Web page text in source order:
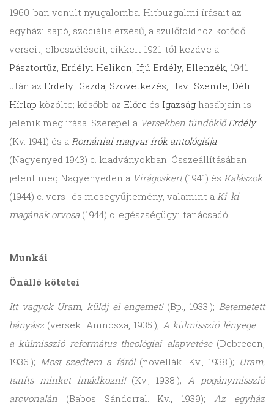
1960-ban vonult nyugalomba. Hitbuzgalmi írásait az
egyházi sajtó, szociális érzésű, a szülőföldhöz kötődő
verseit, elbeszéléseit, cikkeit 1921-től kezdve a
Pásztortűz, Erdélyi Helikon, Ifjú Erdély, Ellenzék, 1941
után az Erdélyi Gazda, Szövetkezés, Havi Szemle, Déli
Hírlap közölte; később az Előre és Igazság hasábjain is
jelenik meg írása. Szerepel a Versekben tündöklőErdély
(Kv. 1941) és a Romániai magyar írók antológiája
(Nagyenyed 1943) c. kiadványokban. Összeállításában
jelent meg Nagyenyeden a Virágoskert(1941) és Kalászok
(1944) c. vers- és mesegyűjtemény, valamint a Ki-ki
magának orvosa (1944) c. egészségügyi tanácsadó.
Munkái
Önálló kötetei
Itt vagyok Uram, küldj el engemet!(Bp., 1933.); Betemetett
bányász(versek. Aninósza, 1935.); A külmisszió lényege –
a külmisszió református theológiai alapvetése(Debrecen,
1936.); Most szedtem a fáról(novellák. Kv., 1938.); Uram,
taníts minket imádkozni!(Kv., 1938.);A pogánymisszió
arcvonalán (Babos Sándorral. Kv., 1939);Az egyház